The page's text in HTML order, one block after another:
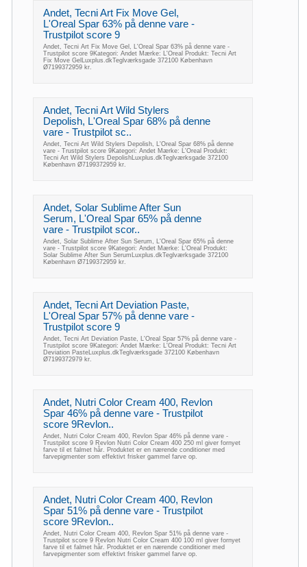
Andet, Tecni Art Fix Move Gel,
L'Oreal Spar 63% på denne vare -
Trustpilot score 9
Andet, Tecni Art Fix Move Gel, L'Oreal Spar 63% på denne vare -
Trustpilot score 9Kategori: Andet Mærke: L'Oreal Produkt: Tecni Art
Fix Move GelLuxplus.dkTeglværksgade 372100 København
Ø7199372959 kr.
Andet, Tecni Art Wild Stylers
Depolish, L'Oreal Spar 68% på denne
vare - Trustpilot sc..
Andet, Tecni Art Wild Stylers Depolish, L'Oreal Spar 68% på denne
vare - Trustpilot score 9Kategori: Andet Mærke: L'Oreal Produkt:
Tecni Art Wild Stylers DepolishLuxplus.dkTeglværksgade 372100
København Ø7199372959 kr.
Andet, Solar Sublime After Sun
Serum, L'Oreal Spar 65% på denne
vare - Trustpilot scor..
Andet, Solar Sublime After Sun Serum, L'Oreal Spar 65% på denne
vare - Trustpilot score 9Kategori: Andet Mærke: L'Oreal Produkt:
Solar Sublime After Sun SerumLuxplus.dkTeglværksgade 372100
København Ø7199372959 kr.
Andet, Tecni Art Deviation Paste,
L'Oreal Spar 57% på denne vare -
Trustpilot score 9
Andet, Tecni Art Deviation Paste, L'Oreal Spar 57% på denne vare -
Trustpilot score 9Kategori: Andet Mærke: L'Oreal Produkt: Tecni Art
Deviation PasteLuxplus.dkTeglværksgade 372100 København
Ø7199372979 kr.
Andet, Nutri Color Cream 400, Revlon
Spar 46% på denne vare - Trustpilot
score 9Revlon..
Andet, Nutri Color Cream 400, Revlon Spar 46% på denne vare -
Trustpilot score 9 Revlon Nutri Color Cream 400 250 ml giver fornyet
farve til et falmet hår. Produktet er en nærende conditioner med
farvepigmenter som effektivt frisker gammel farve op.
Andet, Nutri Color Cream 400, Revlon
Spar 51% på denne vare - Trustpilot
score 9Revlon..
Andet, Nutri Color Cream 400, Revlon Spar 51% på denne vare -
Trustpilot score 9 Revlon Nutri Color Cream 400 100 ml giver fornyet
farve til et falmet hår. Produktet er en nærende conditioner med
farvepigmenter som effektivt frisker gammel farve op.